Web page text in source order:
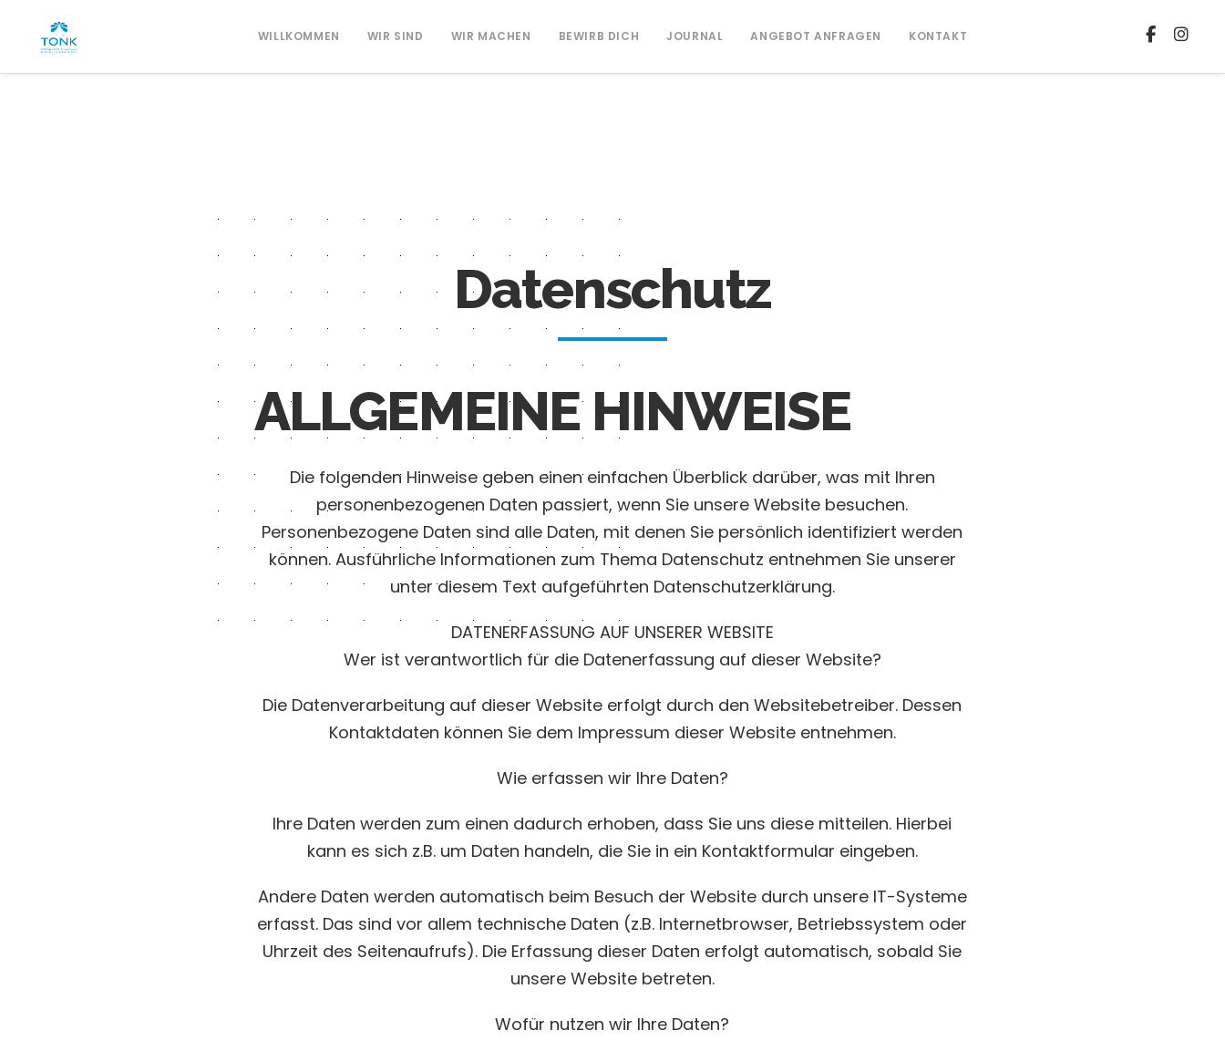
WILLKOMMEN WIR SIND WIR MACHEN BEWIRB DICH JOURNAL ANGEBOT ANFRAGEN KONTAKT
Datenschutz
ALLGEMEINE HINWEISE
Die folgenden Hinweise geben einen einfachen Überblick darüber, was mit Ihren
personenbezogenen Daten passiert, wenn Sie unsere Website besuchen.
Personenbezogene Daten sind alle Daten, mit denen Sie persönlich identifiziert werden
können. Ausführliche Informationen zum Thema Datenschutz entnehmen Sie unserer
unter diesem Text aufgeführten Datenschutzerklärung.
DATENERFASSUNG AUF UNSERER WEBSITE
Wer ist verantwortlich für die Datenerfassung auf dieser Website?
Die Datenverarbeitung auf dieser Website erfolgt durch den Websitebetreiber. Dessen
Kontaktdaten können Sie dem Impressum dieser Website entnehmen.
Wie erfassen wir Ihre Daten?
Ihre Daten werden zum einen dadurch erhoben, dass Sie uns diese mitteilen. Hierbei
kann es sich z.B. um Daten handeln, die Sie in ein Kontaktformular eingeben.
Andere Daten werden automatisch beim Besuch der Website durch unsere IT-Systeme
erfasst. Das sind vor allem technische Daten (z.B. Internetbrowser, Betriebssystem oder
Uhrzeit des Seitenaufrufs). Die Erfassung dieser Daten erfolgt automatisch, sobald Sie
unsere Website betreten.
Wofür nutzen wir Ihre Daten?